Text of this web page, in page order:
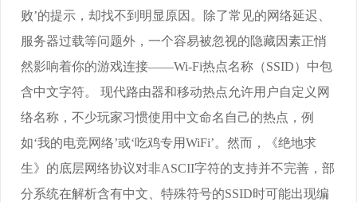
败’的提示，却找不到明显原因。除了常见的网络延迟、
服务器过载等问题外，一个容易被忽视的隐藏因素正悄
然影响着你的游戏连接——Wi-Fi热点名称（SSID）中包
含中文字符。 现代路由器和移动热点允许用户自定义网
络名称，不少玩家习惯使用中文命名自己的热点，例
如‘我的电竞网络’或‘吃鸡专用WiFi’。然而，《绝地求
生》的底层网络协议对非ASCII字符的支持并不完善，部
分系统在解析含有中文、特殊符号的SSID时可能出现编